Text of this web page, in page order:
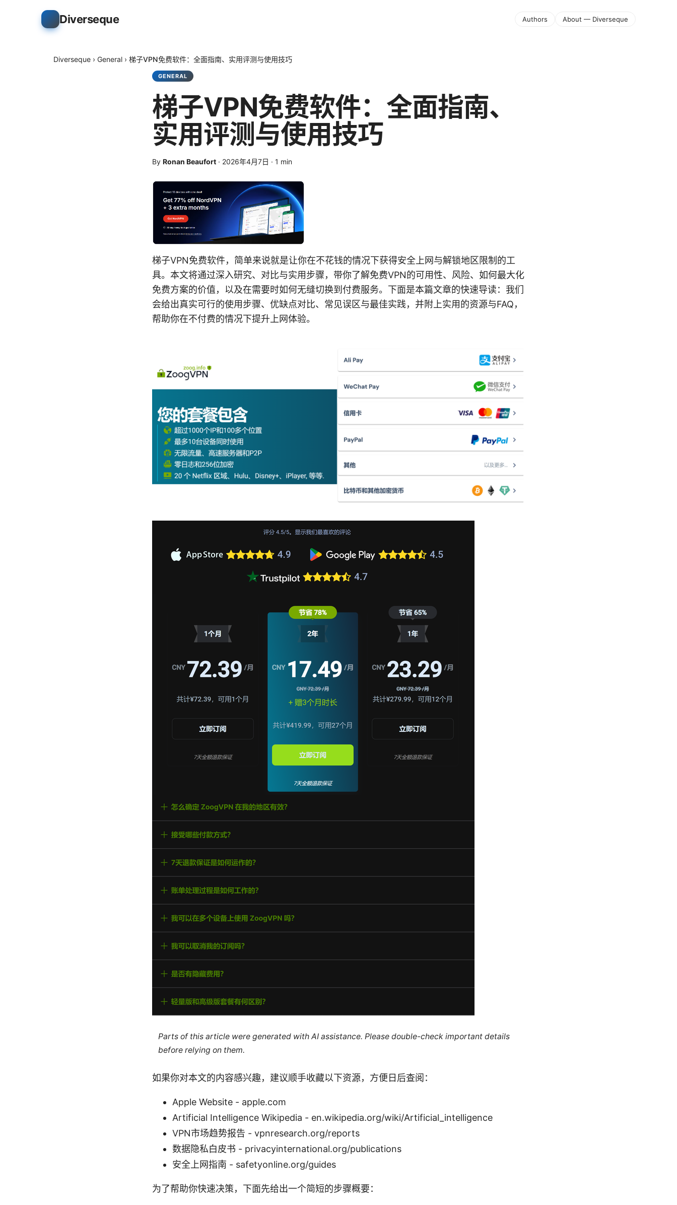
Diverseque Authors About — Diverseque
Diverseque › General › 梯子VPN免费软件：全面指南、实用评测与使用技巧
GENERAL
梯子VPN免费软件：全面指南、
实用评测与使用技巧
By Ronan Beaufort · 2026年4月7日 · 1 min
梯子VPN免费软件，简单来说就是让你在不花钱的情况下获得安全上网与解锁地区限制的工
具。本文将通过深入研究、对比与实用步骤，带你了解免费VPN的可用性、风险、如何最大化
免费方案的价值，以及在需要时如何无缝切换到付费服务。下面是本篇文章的快速导读：我们
会给出真实可行的使用步骤、优缺点对比、常见误区与最佳实践，并附上实用的资源与FAQ，
帮助你在不付费的情况下提升上网体验。
Parts of this article were generated with AI assistance. Please double-check important details
before relying on them.
如果你对本文的内容感兴趣，建议顺手收藏以下资源，方便日后查阅：
Apple Website - apple.com
Artificial Intelligence Wikipedia - en.wikipedia.org/wiki/Artificial_intelligence
VPN市场趋势报告 - vpnresearch.org/reports
数据隐私白皮书 - privacyinternational.org/publications
安全上网指南 - safetyonline.org/guides
为了帮助你快速决策，下面先给出一个简短的步骤概要：